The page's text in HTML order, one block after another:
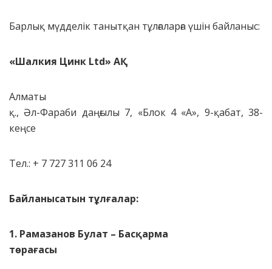
Барлық мүдделік танытқан тұлғаларға үшін байланыс:
«Шалкия Цинк Ltd» АҚ
Алматы
қ., Әл-Фараби даңғылы 7, «Блок 4 «А», 9-қабат, 38-
кеңсе
Тел.: + 7 727 311 06 24
Байланысатын тұлғалар:
1. Рамазанов Булат – Басқарма
төрағасы